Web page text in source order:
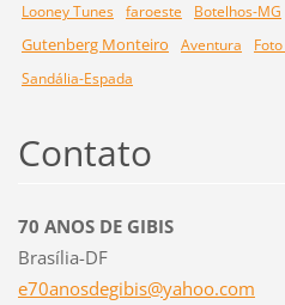
Looney Tunes faroeste Botelhos-MG
Gutenberg Monteiro Aventura
Sandália-Espada
Contato
70 ANOS DE GIBIS
Brasília-DF
e70anosdegibis@yahoo.com